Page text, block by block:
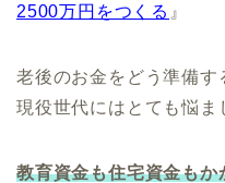
2500万円をつくる 』
老後のお金をどう準備す
現役世代にはとても悩ま
教育資金も住宅資金もか